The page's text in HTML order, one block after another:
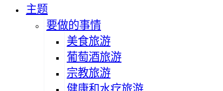
主题
要做的事情
美食旅游
葡萄酒旅游
宗教旅游